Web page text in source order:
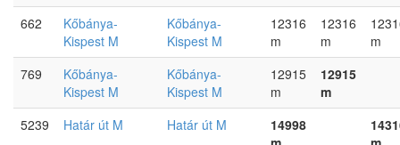
662
Kőbánya-
Kispest M
Kőbánya-
Kispest M
12316
m
12316
m
m
769
Kőbánya-
Kispest M
Kőbánya-
Kispest M
12915
m
12915
m
5239
Határ út M Határ út M
14998